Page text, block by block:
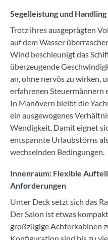
Segelleistung und Handling
Trotz ihres ausgeprägten
auf dem Wasser
Wind beschleunigt das
überzeugende
an, ohne nervös zu wirken,
erfahrenen Steuermännern
In Manövern bleibt die
ein ausgewogenes
Wendigkeit. Damit eignet
entspannte Urlaubstörns
wechselnden Bedingungen.
Innenraum: Flexible
Anforderungen
Unter Deck setzt sich das
Der Salon ist etwas
großzügige Achterkabinen
Konfiguration sind bis zu